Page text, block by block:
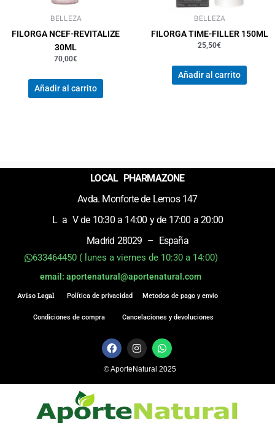
BELLEZA
FILORGA NCEF-REVITALIZE
30ML
70,00€
Añadir al carrito
BELLEZA
FILORGA TIME-FILLER 150ML
25,50€
Añadir al carrito
LOCAL PHARMAZONE
Avda. Monforte de Lemos 147
L a V de 10:30 a 14:00 y de 17:00 a 20:00
Madrid 28029 – España
633464450 ( lunes a viernes de 10:30 a 14:00)
email: aportenatural@aportenatural.com
Aviso Legal Política de privacidad
Condiciones de compra
Metodos de pago y envio
Cancelaciones y devoluciones
F
a
e
b
o
k
I
n
t
a
r
a
m
W
h
t
s
p
© AporteNatural 2025